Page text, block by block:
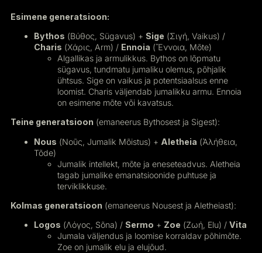
Esimene generatsioon:
Bythos (Βύθος, Sügavus) + Sige (Σιγή, Vaikus) /
Charis (Χάρις, Arm) / Ennoia (Ἔννοια, Mõte)
Algallikas ja armulikkus. Bythos on lõpmatu
sügavus, tundmatu jumaliku olemus, põhjalik
ühtsus. Sige on vaikus ja potentsiaalsus enne
loomist. Charis väljendab jumalikku armu. Ennoia
on esimene mõte või kavatsus.
Teine generatsioon (emaneerus Bythosest ja Sigest):
Nous (Νοῦς, Jumalik Mõistus) + Aletheia (Ἀλήθεια,
Tõde)
Jumalik intellekt, mõte ja eneseteadvus. Aletheia
tagab jumalike emanatsioonide puhtuse ja
terviklikkuse.
Kolmas generatsioon (emaneerus Nousest ja Aletheiast):
Logos (Λόγος, Sõna) / Sermo + Zoe (Ζωή, Elu) / Vita
Jumala väljendus ja loomise korraldav põhimõte.
Zoe on jumalik elu ja elujõud.